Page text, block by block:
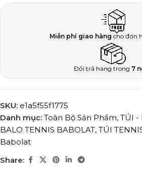
Miễn phí giao hàng cho đơn
Đổi trả hàng trong 7
SKU: e1a5f55f1775
Danh mục: Toàn Bộ Sản Phẩm, TÚI -
BALO TENNIS BABOLAT, TÚI
Babolat
Share: